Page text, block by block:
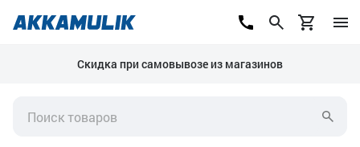
Скидка при самовывозе из магазинов